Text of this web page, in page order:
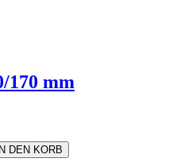
170 mm